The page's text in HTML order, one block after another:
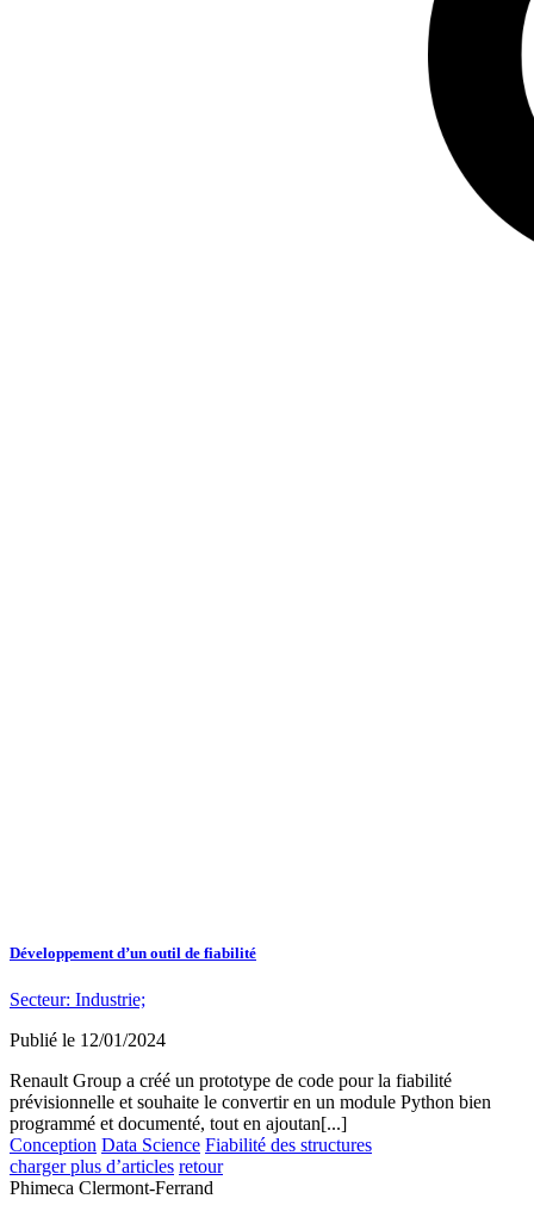
Développement d’un outil de fiabilité
Secteur: Industrie;
Publié le 12/01/2024
Renault Group a créé un prototype de code pour la fiabilité
prévisionnelle et souhaite le convertir en un module Python bien
programmé et documenté, tout en ajoutan[...]
Conception Data Science Fiabilité des structures
charger plus d’articles retour
Phimeca Clermont-Ferrand